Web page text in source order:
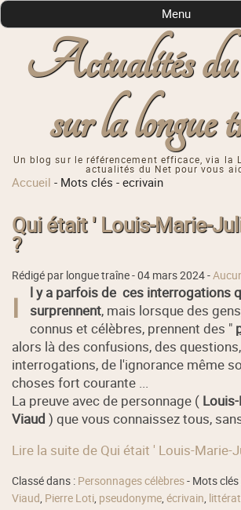
Actualités
sur la longue
Un blog sur le référencement efficace, via la
actualités du Net pour vous
Menu
Accueil - Mots clés -ecrivain
Qui était ' Louis-Marie-
?
Rédigé par longue traîne -04 mars 2024-
I
l y a parfois de ces interrogations
surprennent, mais lorsque des
connus et célèbres, prennent des "
alors là des confusions, des
interrogations, de l'ignorance même
choses fort courante ...
La preuve avec de personnage (
Viaud ) que vous connaissez tous,
Lire la suite de Qui était ' Louis-Marie-
Classé dans : Personnages célèbres- Mots clés
Viaud, Pierre Loti, pseudonyme,écrivain,